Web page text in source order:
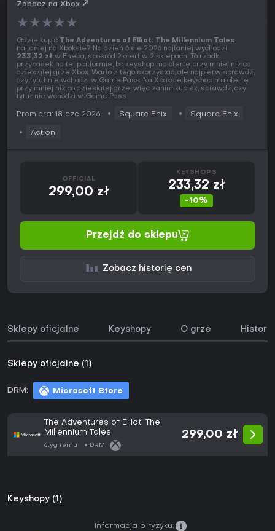
Zobacz na Xbox
★★★★★
Gdzie kupić The Adventures of Elliot: The Millennium Tales
najtaniej na Xboksie? Na dzień 6 sie 2026 najtaniej wychodzi
233,32 zł w Eneba, spośród 2 ofert w 2 sklepach. To rzadki
przypadek na tej platformie, bo keyshop ma ofertę przy mniej niż co
dziesiątej grze Xbox. Warto z tego skorzystać, ale najpierw sprawdź,
czy tytuł nie wchodzi w Game Pass. Na Xboksie keyshop ma ofertę
przy mniej niż co dziesiątej grze, więc zanim kupisz, sprawdź, czy
tytuł nie wchodzi w Game Pass.
Premiera: 18 cze 2026 Square Enix Square Enix
Action
OFFICIAL
299,00 zł
KEYSHOPS
233,32 zł
-10%
Przejdź do sklepu
Zobacz historię cen
Sklepy oficjalne Keyshopy O grze
Sklepy oficjalne (1)
DRM: Microsoft Store
The Adventures of Elliot: The
Millennium Tales
6tyg temu DRM:
299,00 zł
Keyshopy (1)
Informacja o ryzyku: